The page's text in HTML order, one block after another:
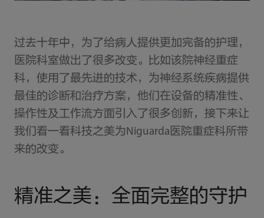
过去十年中，为了给病人提供更加完备的护理，
医院科室做出了很多改变。比如该院神经重症
科，使用了最先进的技术，为神经系统疾病提供
最佳的诊断和治疗方案，他们在设备的精准性、
操作性及工作流方面引入了很多创新，接下来让
我们看一看科技之美为Niguarda医院重症科所带
来的改变。
精准之美：全面完整的守护